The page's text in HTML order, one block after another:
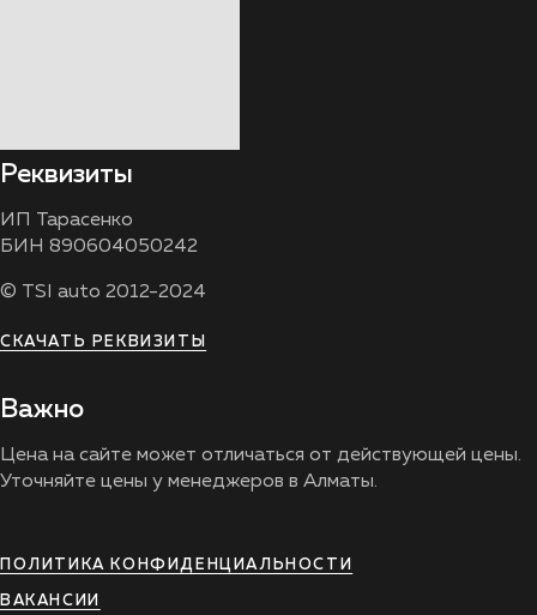
Реквизиты
ИП Тарасенко
БИН 890604050242
© TSI auto 2012-2024
СКАЧАТЬ РЕКВИЗИТЫ
Важно
Цена на сайте может отличаться от действующей цены.
Уточняйте цены у менеджеров в Алматы.
ПОЛИТИКА КОНФИДЕНЦИАЛЬНОСТИ
ВАКАНСИИ